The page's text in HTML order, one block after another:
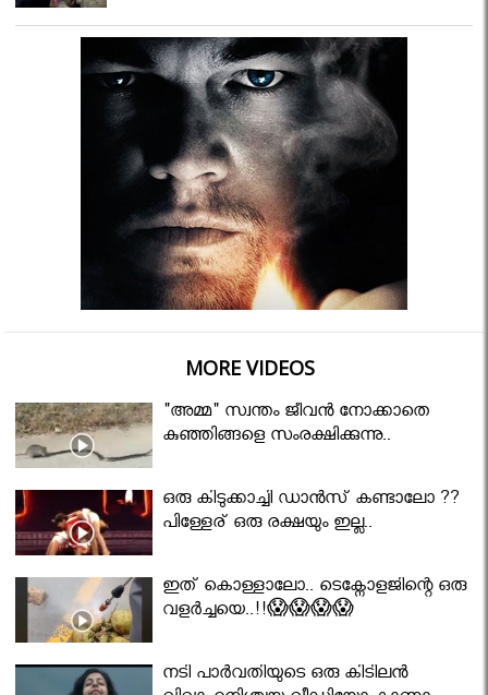
MORE VIDEOS
"അമ്മ" സ്വന്തം ജീവൻ നോക്കാതെ
കുഞ്ഞിങ്ങളെ സംരക്ഷിക്കുന്നു..
ഒരു കിടുക്കാച്ചി ഡാൻസ് കണ്ടാലോ ??
പിള്ളേര് ഒരു രക്ഷയും ഇല്ല..
ഇത് കൊള്ളാലോ.. ടെക്നോളജിന്റെ ഒരു
വളർച്ചയെ..!!😱😱😱😱
നടി പാർവതിയുടെ ഒരു കിടിലൻ